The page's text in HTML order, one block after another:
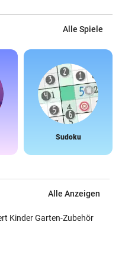
Alle Spiele
Sudoku
Alle Anzeigen